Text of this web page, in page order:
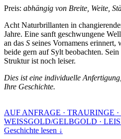
Preis: abhängig von Breite, Weite,
Acht Naturbrillanten in
Jahre. Eine sanft geschwungene
an das S seines Vornamens erinnert,
beide gern auf Sylt beobachten.
Struktur ist noch leiser.
Dies ist eine individuelle
Ihre Geschichte.
AUF ANFRAGE · TRAURINGE ·
WEISSGOLD/GELBGOLD ·
Geschichte lesen ↓